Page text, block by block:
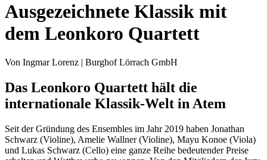
Ausgezeichnete Klassik mit
dem Leonkoro Quartett
Von Ingmar Lorenz | Burghof Lörrach GmbH
Das Leonkoro Quartett hält die
internationale Klassik-Welt in Atem
Seit der Gründung des Ensembles im Jahr 2019 haben Jonathan
Schwarz (Violine), Amelie Wallner (Violine), Mayu Konoe (Viola)
und Lukas Schwarz (Cello) eine ganze Reihe bedeutender Preise